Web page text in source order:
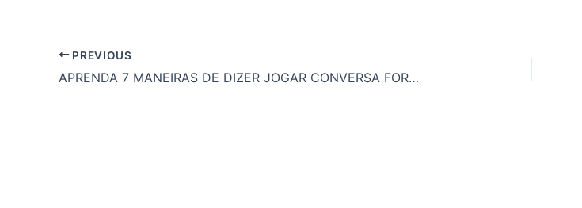
PREVIOUS
APRENDA 7 MANEIRAS DE DIZER JOGAR CONVERSA FORA EM INGLÊS